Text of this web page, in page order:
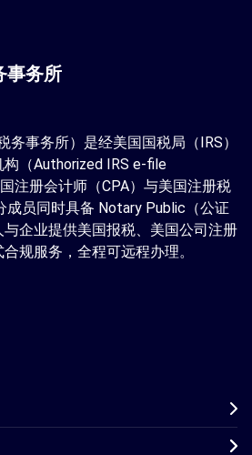
事务所
务事务所）是经美国国税局（IRS）
（Authorized IRS e-file
注册会计师（CPA）与美国注册税
成员同时具备 Notary Public（公证
与企业提供美国报税、美国公司注册
规服务，全程可远程办理。